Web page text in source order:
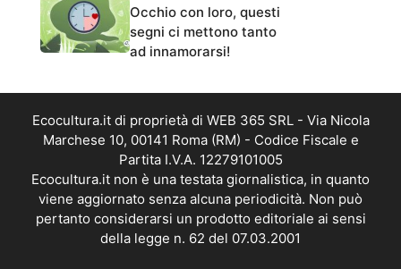
Occhio con loro, questi
segni ci mettono tanto
ad innamorarsi!
Ecocultura.it di proprietà di WEB 365 SRL - Via Nicola
Marchese 10, 00141 Roma (RM) - Codice Fiscale e
Partita I.V.A. 12279101005
Ecocultura.it non è una testata giornalistica, in quanto
viene aggiornato senza alcuna periodicità. Non può
pertanto considerarsi un prodotto editoriale ai sensi
della legge n. 62 del 07.03.2001